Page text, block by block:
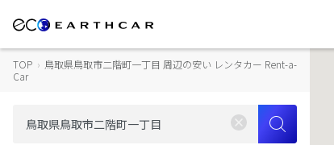
TOP › 鳥取県鳥取市二階町一丁目 周辺の安い レンタカー Rent-a-
Car